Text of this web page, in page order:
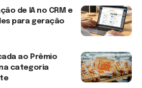
de IA no CRM e
para geração
ao Prêmio
na categoria